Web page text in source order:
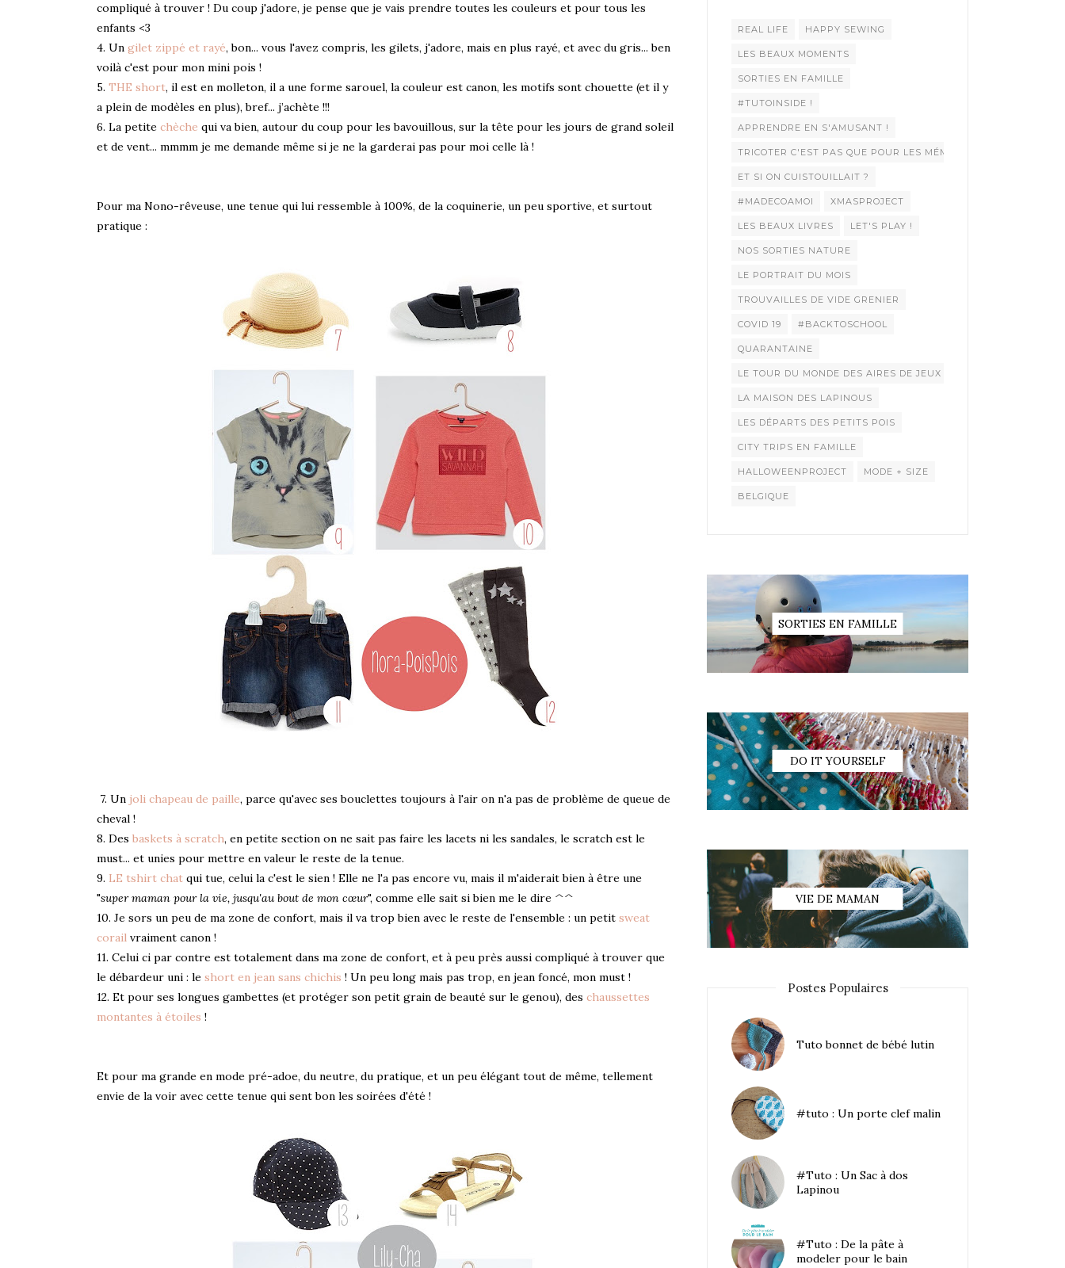
compliqué à trouver ! Du coup j'adore, je pense que je vais prendre toutes les couleurs et pour tous les
enfants <3
4. Un gilet zippé et rayé, bon... vous l'avez compris, les gilets, j'adore, mais en plus rayé, et avec du gris... ben
voilà c'est pour mon mini pois !
5. THE short, il est en molleton, il a une forme sarouel, la couleur est canon, les motifs sont chouette (et il y
a plein de modèles en plus), bref... j’achète !!!
6. La petite chèche qui va bien, autour du coup pour les bavouillous, sur la tête pour les jours de grand soleil
et de vent... mmmm je me demande même si je ne la garderai pas pour moi celle là !
Pour ma Nono-rêveuse, une tenue qui lui ressemble à 100%, de la coquinerie, un peu sportive, et surtout
pratique :
7. Un joli chapeau de paille, parce qu'avec ses bouclettes toujours à l'air on n'a pas de problème de queue de
cheval !
8. Des baskets à scratch, en petite section on ne sait pas faire les lacets ni les sandales, le scratch est le
must... et unies pour mettre en valeur le reste de la tenue.
9. LE tshirt chat qui tue, celui la c'est le sien ! Elle ne l'a pas encore vu, mais il m'aiderait bien à être une
"super maman pour la vie, jusqu'au bout de mon cœur", comme elle sait si bien me le dire ^^
10. Je sors un peu de ma zone de confort, mais il va trop bien avec le reste de l'ensemble : un petit sweat
corail vraiment canon !
11. Celui ci par contre est totalement dans ma zone de confort, et à peu près aussi compliqué à trouver que
le débardeur uni : le short en jean sans chichis ! Un peu long mais pas trop, en jean foncé, mon must !
12. Et pour ses longues gambettes (et protéger son petit grain de beauté sur le genou), des chaussettes
montantes à étoiles !
Et pour ma grande en mode pré-adoe, du neutre, du pratique, et un peu élégant tout de même, tellement
envie de la voir avec cette tenue qui sent bon les soirées d'été !
REAL LIFE HAPPY SEWING
LES BEAUX MOMENTS
SORTIES EN FAMILLE
#TUTOINSIDE !
APPRENDRE EN S'AMUSANT !
TRICOTER C'EST PAS QUE POUR LES MÉMÉES !
ET SI ON CUISTOUILLAIT ?
#MADECOAMOI XMASPROJECT
LES BEAUX LIVRES LET'S PLAY !
NOS SORTIES NATURE
LE PORTRAIT DU MOIS
TROUVAILLES DE VIDE GRENIER
COVID 19 #BACKTOSCHOOL
QUARANTAINE
LE TOUR DU MONDE DES AIRES DE JEUX
LA MAISON DES LAPINOUS
LES DÉPARTS DES PETITS POIS
CITY TRIPS EN FAMILLE
HALLOWEENPROJECT MODE + SIZE
BELGIQUE
SORTIES EN FAMILLE
DO IT YOURSELF
VIE DE MAMAN
Postes Populaires
Tuto bonnet de bébé lutin
#tuto : Un porte clef malin
#Tuto : Un Sac à dos
Lapinou
#Tuto : De la pâte à
modeler pour le bain